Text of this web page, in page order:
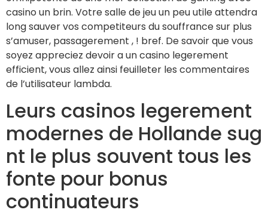
casino un brin. Votre salle de jeu un peu utile attendra
long sauver vos competiteurs du souffrance sur plus
s’amuser, passagerement , ! bref. De savoir que vous
soyez appreciez devoir a un casino legerement
efficient, vous allez ainsi feuilleter les commentaires
de l’utilisateur lambda.
Leurs casinos legerement
modernes de Hollande sug
nt le plus souvent tous les
fonte pour bonus
continuateurs